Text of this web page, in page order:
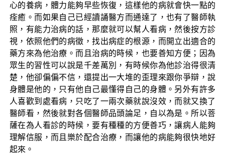
心的養病，體力能夠早些恢復，這樣他的病就會快一點的
痊癒。而如果自己已經讀誦醫方而通達了，也有了醫師執
照，有能力治病的話，那麼就可以幫人看病，然後按方診
視，依照他們的病徵，找出病症的根源，而開立出適合的
藥方來為他治療。而且治病的時候，也要善知方便；因為
眾生的習性可以說是千差萬別，有時候你為他診治得很清
楚，他卻偏偏不信，還提出一大堆的歪理來跟你爭辯，說
身體是他的，只有他自己最懂得自己的身體。另外有許多
人喜歡到處看病，只吃了一兩次藥就說沒效，而就又換了
醫師看，然後就對各個醫師品頭論足，自以為是。所以菩
薩在為人看診的時候，要有種種的方便善巧，讓病人能夠
理解信服，而且樂於配合治療，而讓他的病能夠很快地好
起來。